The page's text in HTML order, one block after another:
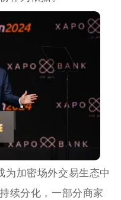
为加密场外交易生态中
续分化，一部分商家